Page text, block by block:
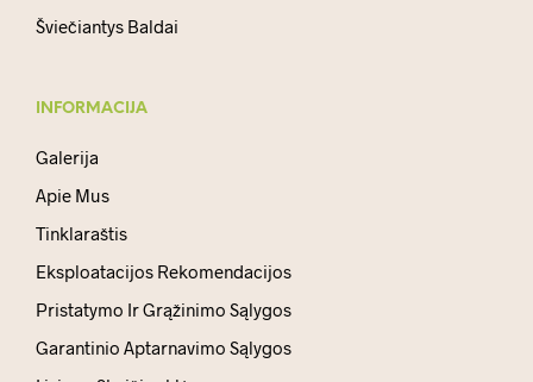
Šviečiantys Baldai
INFORMACIJA
Galerija
Apie Mus
Tinklaraštis
Eksploatacijos Rekomendacijos
Pristatymo Ir Grąžinimo Sąlygos
Garantinio Aptarnavimo Sąlygos